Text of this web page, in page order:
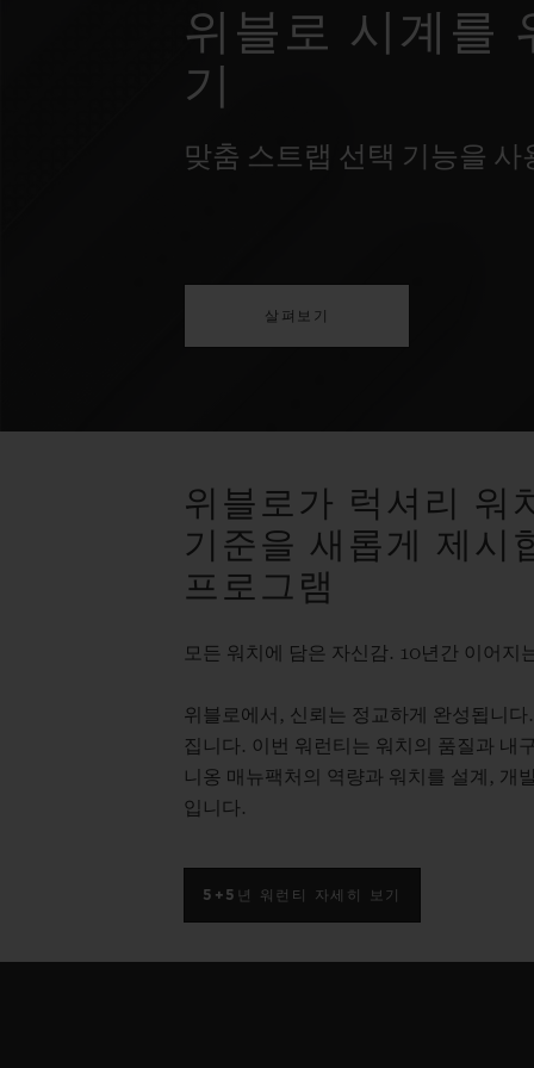
위블로 시계를
기
맞춤 스트랩 선택 기능을
살펴보기
위블로가 럭셔리 워
기준을 새롭게 제
프로그램
모든 워치에 담은 자신감. 10년간 이어지
위블로에서, 신뢰는 정교하게 완성됩니
집니다. 이번 워런티는 워치의 품질과 내
니옹 매뉴팩처의 역량과 워치를 설계, 개
입니다.
5+5년 워런티 자세히 보기